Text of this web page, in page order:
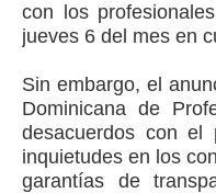
con los
jueves 6 del mes en
Sin embargo, el
Dominicana de
desacuerdos con el
inquietudes en los
garantías de